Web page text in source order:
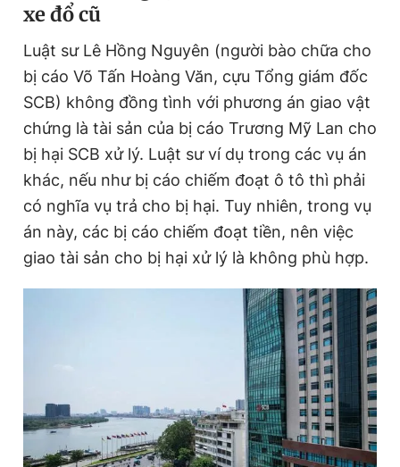
xe đổ cũ
Luật sư Lê Hồng Nguyên (người bào chữa cho
bị cáo Võ Tấn Hoàng Văn, cựu Tổng giám đốc
SCB) không đồng tình với phương án giao vật
chứng là tài sản của bị cáo Trương Mỹ Lan cho
bị hại SCB xử lý. Luật sư ví dụ trong các vụ án
khác, nếu như bị cáo chiếm đoạt ô tô thì phải
có nghĩa vụ trả cho bị hại. Tuy nhiên, trong vụ
án này, các bị cáo chiếm đoạt tiền, nên việc
giao tài sản cho bị hại xử lý là không phù hợp.